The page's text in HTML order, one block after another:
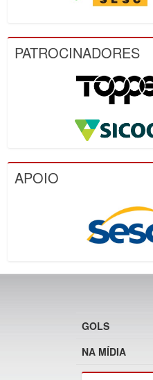
PATROCINADORES
APOIO
GOLS
NA MÍDIA